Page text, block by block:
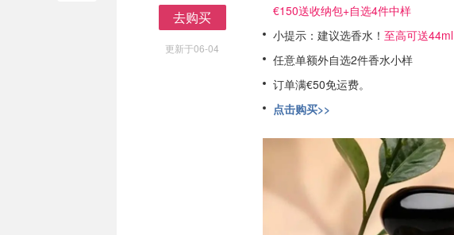
去购买
更新于06-04
€150送收纳包+自选4件中样
小提示：建议选香水！ 至高可送44ml
任意单额外自选2件香水小样
订单满€50免运费。
点击购买>>